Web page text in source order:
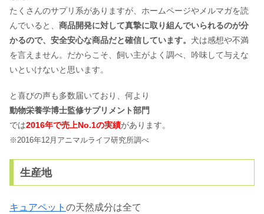
たくさんのサプリ系がありますが、ホームページやメルマガを読
んでいると、 商品開発に対して真摯に取り組んでいられるのが分
かるので、安全安心な商品だと確信しています。 犬は感想や不満
を言えません。だからこそ、飼い主がよく調べ、吟味して与えな
いといけないと思います。
と喜びの声も多数届いており、何より
動物栄養学博士監修サプリメント部門
では2016年で売上No.1の実績があります。
※2016年12月アニマルライフ研究所調べ
生産地
キュアペット の天然成分は全て